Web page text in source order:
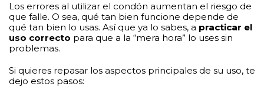
Los errores al utilizar el condón aumentan el riesgo de
que falle. O sea, qué tan bien funcione depende de
qué tan bien lo usas. Así que ya lo sabes, a practicar el
uso correcto para que a la “mera hora” lo uses sin
problemas.
Si quieres repasar los aspectos principales de su uso, te
dejo estos pasos: